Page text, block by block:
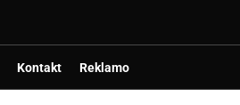
Kontakt Reklamo